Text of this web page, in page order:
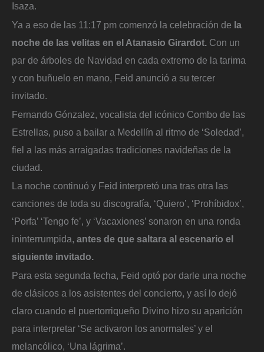
Isaza.
Ya a eso de las 11:17 pm comenzó la celebración de la
noche de las velitas en el Atanasio Girardot. Con un
par de árboles de Navidad en cada extremo de la tarima
y con buñuelo en mano, Feid anunció a su tercer
invitado.
Fernando Gónzalez, vocalista del icónico Combo de las
Estrellas, puso a bailar a Medellín al ritmo de ‘Soledad’,
fiel a las más arraigadas tradiciones navideñas de la
ciudad.
La noche continuó y Feid interpretó una tras otra las
canciones de toda su discografía, ‘Quiero’, ‘Prohíbidox’,
‘Porfa’ ‘Tengo fe’, y ‘Vacaxiones’ sonaron en una ronda
ininterrumpida, antes de que saltara al escenario el
siguiente invitado.
Para esta segunda fecha, Feid optó por darle una noche
de clásicos a los asistentes del concierto, y así lo dejó
claro cuando el puertorriqueño Divino hizo su aparición
para interpretar ‘Se activaron los anormales’ y el
melancólico, ‘Una lágrima’.